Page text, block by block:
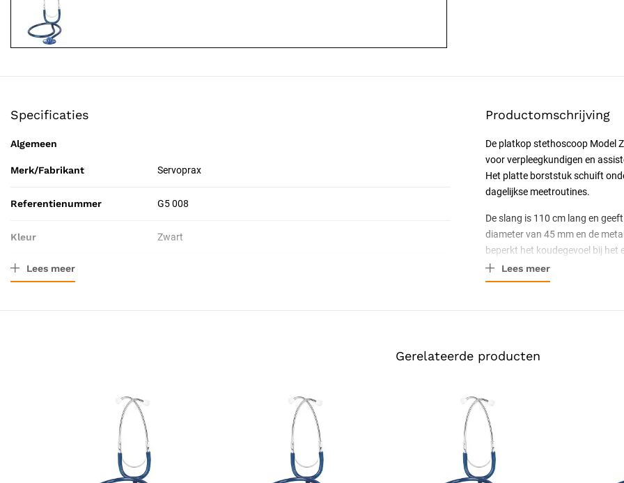
Specificaties
Algemeen
Merk/Fabrikant Servoprax
Referentienummer G5 008
Kleur Zwart
Verpakkingstype
Lees meer
Productomschrijving
De platkop stethoscoop Model
voor verpleegkundigen en
Het platte borststuk schuift
dagelijkse meetroutines.
De slang is 110 cm lang en
diameter van 45 mm en de
beperkt het koudegevoel bij het
Specificaties
Borststuk: diameter 45
Toepassing
De platte kop laat zich onder
handmatige auscultatie.
verpleegkundige controles.
Lees meer
Gerelateerde producten